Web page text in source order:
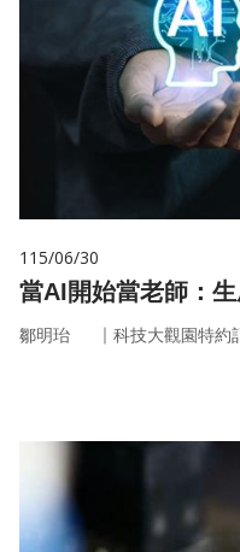
115/06/30
當AI開始當老師：
鄒明珆 ｜ 科技大觀園特約